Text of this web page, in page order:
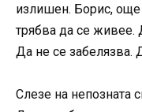
излишен. Борис,
трябва да се живее.
Да не се забелязва.
Слезе на непозната